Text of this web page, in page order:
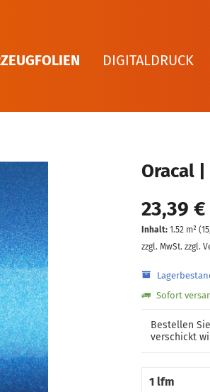
DIGITALDRUCK
Oracal |
23,39
Inhalt: 1.52 m² (
zzgl. MwSt. zzgl.
Sofort
Bestellen
verschickt